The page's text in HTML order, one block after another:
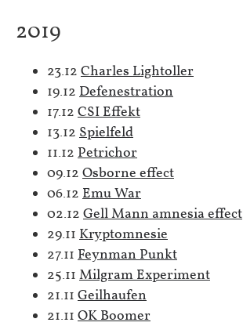
2019
23.12 Charles Lightoller
19.12 Defenestration
17.12 CSI Effekt
13.12 Spielfeld
11.12 Petrichor
09.12 Osborne effect
06.12 Emu War
02.12 Gell Mann amnesia effect
29.11 Kryptomnesie
27.11 Feynman Punkt
25.11 Milgram Experiment
21.11 Geilhaufen
21.11 OK Boomer